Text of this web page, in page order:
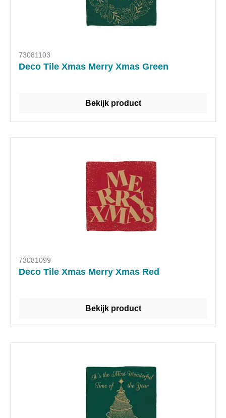
73081103
Deco Tile Xmas Merry Xmas Green
Bekijk product
73081099
Deco Tile Xmas Merry Xmas Red
Bekijk product